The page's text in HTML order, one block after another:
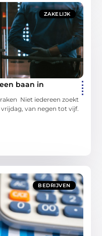
ZAKELIJK
baan in
Niet iedereen zoekt
van negen tot vijf.
BEDRIJVEN